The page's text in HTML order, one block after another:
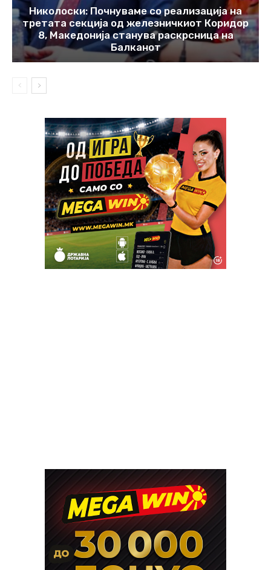
Николоски: Почнуваме со реализација на
третата секција од железничкиот Коридор
8, Македонија станува раскрсница на
Балканот